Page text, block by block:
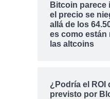
Bitcoin parece
el precio se
allá de los
es como están
las altcoins
¿Podría el ROI
previsto por